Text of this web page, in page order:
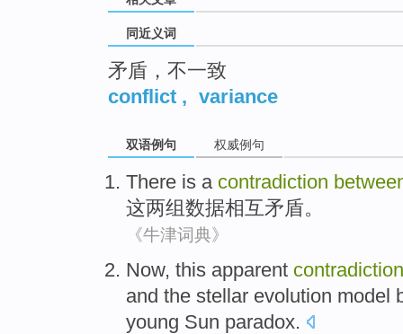
同近义词
矛盾，不一致
conflict , variance
双语例句 权威例句
There is a contradiction
这两组数据相互矛盾。
《牛津词典》
Now, this apparent contradiction
and the stellar evolution model
young Sun paradox.